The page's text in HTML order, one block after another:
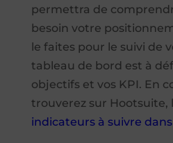
permettra de
besoin votre
le faites pour le suivi de
tableau de bord est à
objectifs et vos KPI. En
trouverez sur Hootsuite,
indicateurs à suivre